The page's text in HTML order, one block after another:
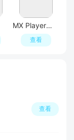
MX Player安卓版本
查看
查看